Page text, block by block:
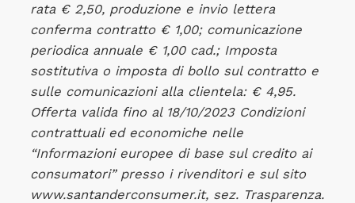
rata € 2,50, produzione e invio lettera
conferma contratto € 1,00; comunicazione
periodica annuale € 1,00 cad.; Imposta
sostitutiva o imposta di bollo sul contratto e
sulle comunicazioni alla clientela: € 4,95.
Offerta valida fino al 18/10/2023 Condizioni
contrattuali ed economiche nelle
“Informazioni europee di base sul credito ai
consumatori” presso i rivenditori e sul sito
www.santanderconsumer.it, sez. Trasparenza.